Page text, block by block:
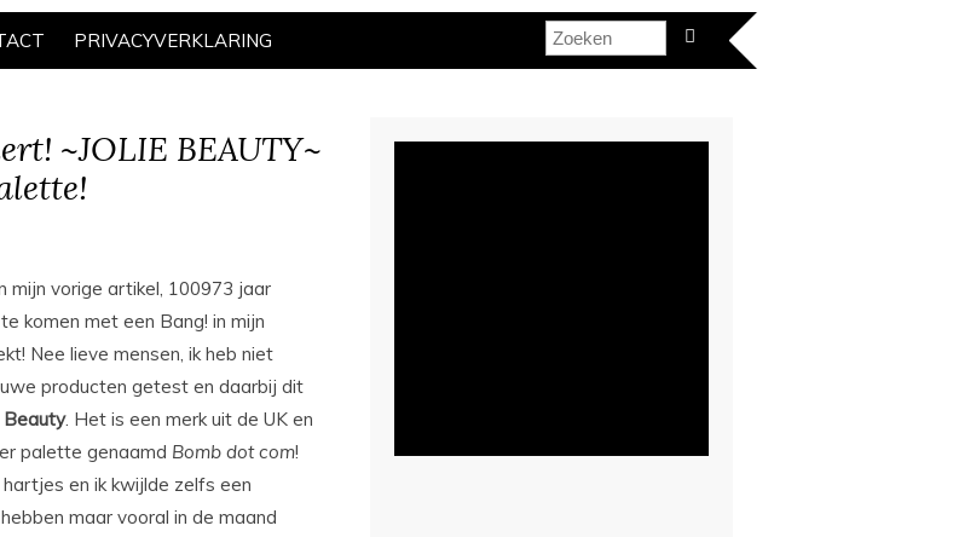
PRIVACYVERKLARING
~JOLIE BEAUTY~
mijn vorige artikel, 100973 jaar
komen met een Bang! in mijn
Nee lieve mensen, ik heb niet
producten getest en daarbij dit
Beauty. Het is een merk uit de UK en
palette genaamd Bomb dot com!
en ik kwijlde zelfs een
maar vooral in de maand